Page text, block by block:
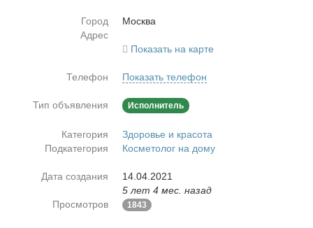
Город
Москва
Адрес
Показать на карте
Телефон Показать телефон
Тип объявления Исполнитель
Категория
Здоровье и красота
Подкатегория
Косметолог на дому
Дата создания
14.04.2021
5 лет 4 мес. назад
Просмотров
1843